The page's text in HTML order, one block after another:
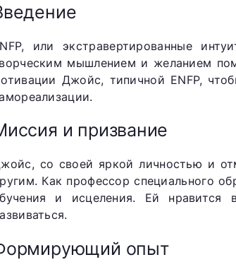
или экстравертированные
мышлением и желанием
Джойс, типичной ENFP,
и призвание
со своей яркой личностью и
Как профессор специального
и исцеления. Ей
опыт